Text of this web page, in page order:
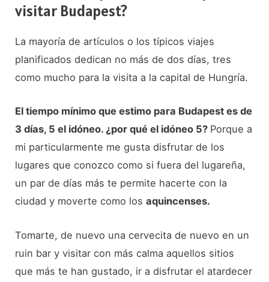
visitar Budapest?
La mayoría de artículos o los típicos viajes
planificados dedican no más de dos días, tres
como mucho para la visita a la capital de Hungría.
El tiempo mínimo que estimo para Budapest es de
3 días, 5 el idóneo. ¿por qué el idóneo 5? Porque a
mi particularmente me gusta disfrutar de los
lugares que conozco como si fuera del lugareña,
un par de días más te permite hacerte con la
ciudad y moverte como losaquincenses.
Tomarte, de nuevo una cervecita de nuevo en un
ruin bar y visitar con más calma aquellos sitios
que más te han gustado, ir a disfrutar el atardecer